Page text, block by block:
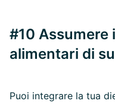
#10
alimentari di
Puoi integrare la tua